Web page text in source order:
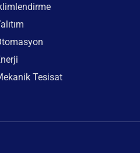
Tesisat